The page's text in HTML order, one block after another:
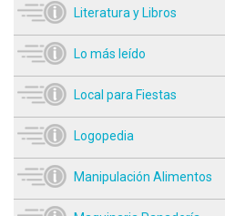
Literatura y Libros
Lo más leído
Local para Fiestas
Logopedia
Manipulación Alimentos